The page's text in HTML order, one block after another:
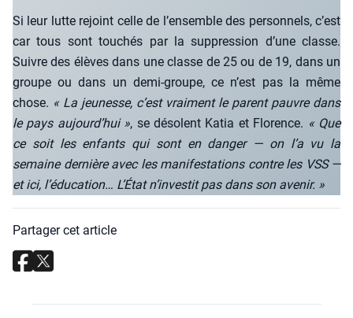
Si leur lutte rejoint celle de l’en­semble des per­son­nels, c’est
car tous sont tou­chés par la sup­pres­sion d’une classe.
Suivre des élèves dans une classe de 25 ou de 19, dans un
groupe ou dans un demi-groupe, ce n’est pas la même
chose. « La jeu­nesse, c’est vrai­ment le parent pauvre dans
le pays aujourd’­hui », se déso­lent Katia et Flo­rence. « Que
ce soit les enfants qui sont en dan­ger — on l’a vu la
semaine der­nière avec les mani­fes­ta­tions contre les VSS —
et ici, l’é­du­ca­tion… L’É­tat n’in­ves­tit pas dans son ave­nir. »
Partager cet article